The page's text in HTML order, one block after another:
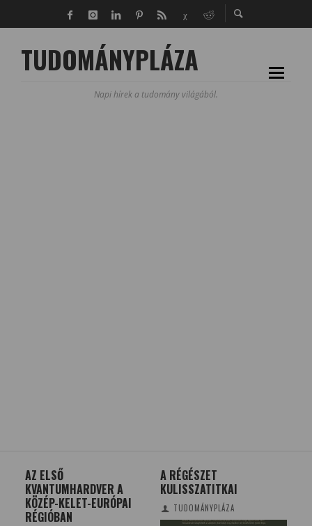
TUDOMÁNYPLÁZA
Napi hírek a tudomány világából.
AZ ELSŐ
KVANTUMHARDVER A
KÖZÉP-KELET-EURÓPAI
RÉGIÓBAN
A RÉGÉSZET
KULISSZATITKAI
TUDOMÁNYPLÁZA